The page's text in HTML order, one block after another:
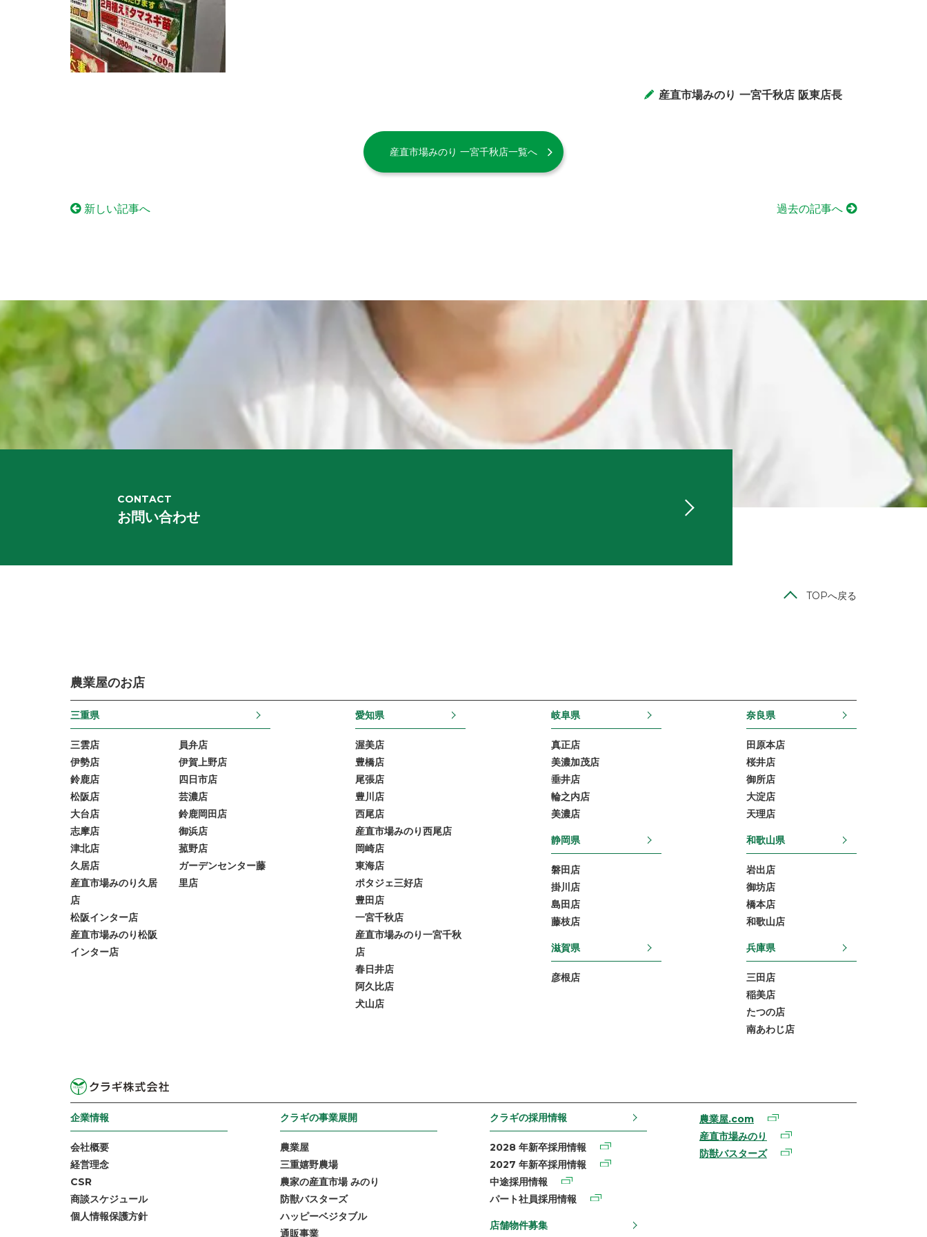
産直市場みのり 一宮千秋店 阪東店長
産直市場みのり 一宮千秋店一覧へ
新しい記事へ 過去の記事へ
CONTACT
お問い合わせ
TOPへ戻る
農業屋のお店
三重県
三雲店
伊勢店
鈴鹿店
松阪店
大台店
志摩店
津北店
久居店
産直市場みのり久居
店
松阪インター店
産直市場みのり松阪
インター店
員弁店
伊賀上野店
四日市店
芸濃店
鈴鹿岡田店
御浜店
菰野店
ガーデンセンター藤
里店
愛知県
渥美店
豊橋店
尾張店
豊川店
西尾店
産直市場みのり西尾店
岡崎店
東海店
ポタジェ三好店
豊田店
一宮千秋店
産直市場みのり一宮千秋
店
春日井店
阿久比店
犬山店
岐阜県
真正店
美濃加茂店
垂井店
輪之内店
美濃店
静岡県
磐田店
掛川店
島田店
藤枝店
滋賀県
彦根店
奈良県
田原本店
桜井店
御所店
大淀店
天理店
和歌山県
岩出店
御坊店
橋本店
和歌山店
兵庫県
三田店
稲美店
たつの店
南あわじ店
企業情報
会社概要
経営理念
CSR
商談スケジュール
個人情報保護方針
クラギの事業展開
農業屋
三重嬉野農場
農家の産直市場 みのり
防獣バスターズ
ハッピーベジタブル
通販事業
クラギの採用情報
2028 年新卒採用情報
2027 年新卒採用情報
中途採用情報
パート社員採用情報
店舗物件募集
農業屋.com
産直市場みのり
防獣バスターズ